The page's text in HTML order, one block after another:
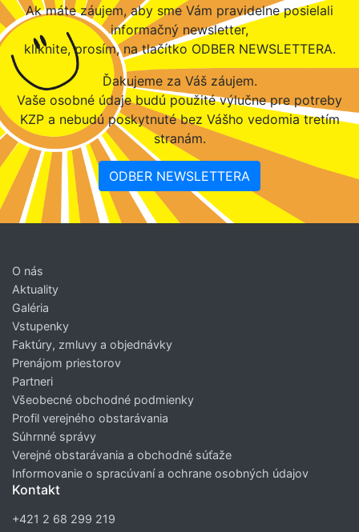
Ak máte záujem, aby sme Vám pravidelne posielali
informačný newsletter,
kliknite, prosím, na tlačítko ODBER NEWSLETTERA.
Ďakujeme za Váš záujem.
Vaše osobné údaje budú použité výlučne pre potreby
KZP a nebudú poskytnuté bez Vášho vedomia tretím
stranám.
ODBER NEWSLETTERA
O nás
Aktuality
Galéria
Vstupenky
Faktúry, zmluvy a objednávky
Prenájom priestorov
Partneri
Všeobecné obchodné podmienky
Profil verejného obstarávania
Súhrnné správy
Verejné obstarávania a obchodné súťaže
Informovanie o spracúvaní a ochrane osobných údajov
Kontakt
+421 2 68 299 219